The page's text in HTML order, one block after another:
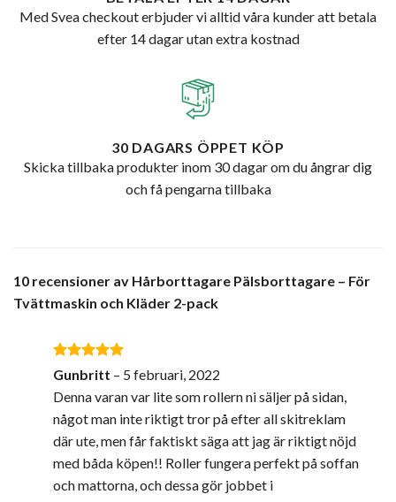
Med Svea checkout erbjuder vi alltid våra kunder att betala
efter 14 dagar utan extra kostnad
30 DAGARS ÖPPET KÖP
Skicka tillbaka produkter inom 30 dagar om du ångrar dig
och få pengarna tillbaka
10 recensioner av Hårborttagare Pälsborttagare – För
Tvättmaskin och Kläder 2-pack
Betygsatt
av 5
Gunbritt – 5 februari, 2022
Denna varan var lite som rollern ni säljer på sidan,
något man inte riktigt tror på efter all skitreklam
där ute, men får faktiskt säga att jag är riktigt nöjd
med båda köpen!! Roller fungera perfekt på soffan
och mattorna, och dessa gör jobbet i